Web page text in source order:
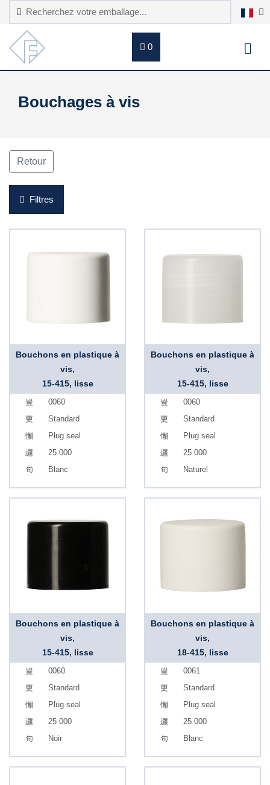
0
Bouchages à vis
Retour
Filtres
Bouchons en plastique à
vis,
15-415, lisse
0060
Standard
Plug seal
25 000
Blanc
Bouchons en plastique à
vis,
15-415, lisse
0060
Standard
Plug seal
25 000
Naturel
Bouchons en plastique à
vis,
15-415, lisse
0060
Standard
Plug seal
25 000
Noir
Bouchons en plastique à
vis,
18-415, lisse
0061
Standard
Plug seal
25 000
Blanc